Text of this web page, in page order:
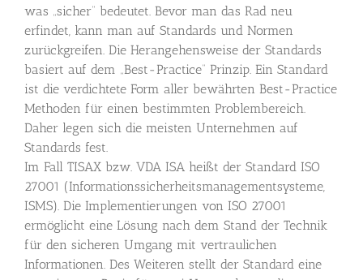
was „sicher“ bedeutet. Bevor man das Rad neu
erfindet, kann man auf Standards und Normen
zurückgreifen. Die Herangehensweise der Standards
basiert auf dem „Best-Practice“ Prinzip. Ein Standard
ist die verdichtete Form aller bewährten Best-Practice
Methoden für einen bestimmten Problembereich.
Daher legen sich die meisten Unternehmen auf
Standards fest.
Im Fall TISAX bzw. VDA ISA heißt der Standard ISO
27001 (Informationssicherheitsmanagementsysteme,
ISMS). Die Implementierungen von ISO 27001
ermöglicht eine Lösung nach dem Stand der Technik
für den sicheren Umgang mit vertraulichen
Informationen. Des Weiteren stellt der Standard eine